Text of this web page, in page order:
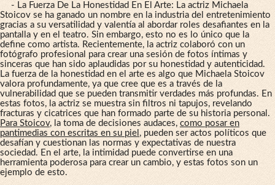
- La Fuerza De La Honestidad En El Arte: La actriz Michaela
Stoicov se ha ganado un nombre en la industria del entretenimiento
gracias a su versatilidad y valentía al abordar roles desafiantes en la
pantalla y en el teatro. Sin embargo, esto no es lo único que la
define como artista. Recientemente, la actriz colaboró con un
fotógrafo profesional para crear una sesión de fotos íntimas y
sinceras que han sido aplaudidas por su honestidad y autenticidad.
La fuerza de la honestidad en el arte es algo que Michaela Stoicov
valora profundamente, ya que cree que es a través de la
vulnerabilidad que se pueden transmitir verdades más profundas. En
estas fotos, la actriz se muestra sin filtros ni tapujos, revelando
fracturas y cicatrices que han formado parte de su historia personal.
Para Stoicov, la toma de decisiones audaces, como posar en
pantimedias con escritas en su piel , pueden ser actos políticos que
desafían y cuestionan las normas y expectativas de nuestra
sociedad. En el arte, la intimidad puede convertirse en una
herramienta poderosa para crear un cambio, y estas fotos son un
ejemplo de esto.